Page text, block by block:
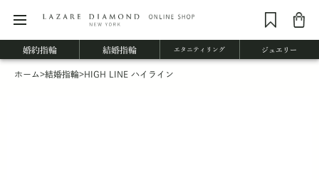
婚約指輪 結婚指輪 エタニティリング ジュエリー
ホーム>結婚指輪>HIGH LINE ハイライン